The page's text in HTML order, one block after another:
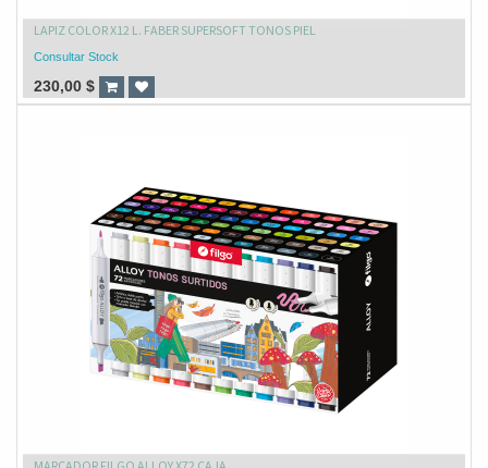
LAPIZ COLOR X12 L. FABER SUPERSOFT TONOS PIEL
Consultar Stock
230,00 $